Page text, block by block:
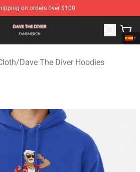
on orders over $100
- Official Dave The Diver
/Dave The Diver Hoodies